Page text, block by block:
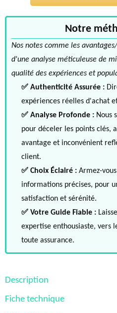
Notre
Nos notes comme les
d'une analyse méticuleuse de
qualité des expériences et
✅ Authenticité Assurée :
expériences réelles d'achat
✅ Analyse Profonde : Nous
pour déceler les points clés,
avantage et inconvénient
client.
✅ Choix Éclairé : Armez-
informations précises, pour
satisfaction et sérénité.
✅ Votre Guide Fiable :
expertise enthousiaste, vers
toute assurance.
Description
Fiche technique